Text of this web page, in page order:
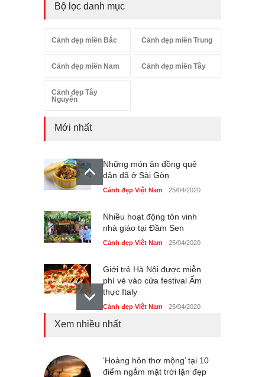
Bộ lọc danh mục
Cảnh đẹp miền Bắc Cảnh đẹp miền Trung
Cảnh đẹp miền Nam Cảnh đẹp miền Tây
Cảnh đẹp Tây
Nguyên
Mới nhất
Những món ăn đồng quê
dân dã ở Sài Gòn
Cảnh đẹp Việt Nam 25/04/2020
Nhiều hoạt động tôn vinh
nhà giáo tại Đầm Sen
Cảnh đẹp Việt Nam 25/04/2020
Giới trẻ Hà Nội được miễn
phí vé vào cửa festival Ẩm
thực Italy
Cảnh đẹp Việt Nam 25/04/2020
Cảnh đẹp Việt Nam 25/04/2020
Xem nhiều nhất
‘Hoàng hôn thơ mộng’ tại 10
điểm ngắm mặt trời lặn đẹp